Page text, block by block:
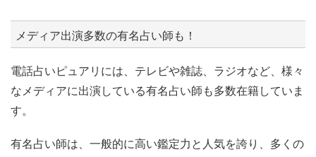
メディア出演多数の有名占い師も！
電話占いピュアリには、テレビや雑誌、ラジオなど、様々
なメディアに出演している有名占い師も多数在籍していま
す。
有名占い師は、一般的に高い鑑定力と人気を誇り、多くの